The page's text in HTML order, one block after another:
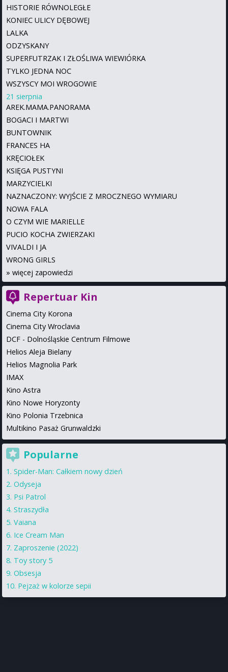
HISTORIE RÓWNOLEGŁE
KONIEC ULICY DĘBOWEJ
LALKA
ODZYSKANY
SUPERFUTRZAK I ZŁOŚLIWA WIEWIÓRKA
TYLKO JEDNA NOC
WSZYSCY MOI WROGOWIE
21 sierpnia
AREK.MAMA.PANORAMA
BOGACI I MARTWI
BUNTOWNIK
FRANCES HA
KRĘCIOŁEK
KSIĘGA PUSTYNI
MARZYCIELKI
NAZNACZONY: WYJŚCIE Z MROCZNEGO WYMIARU
NOWA FALA
O CZYM WIE MARIELLE
PUCIO KOCHA ZWIERZAKI
VIVALDI I JA
WRONG GIRLS
» więcej zapowiedzi
Repertuar Kin
Cinema City Korona
Cinema City Wroclavia
DCF - Dolnośląskie Centrum Filmowe
Helios Aleja Bielany
Helios Magnolia Park
IMAX
Kino Astra
Kino Nowe Horyzonty
Kino Polonia Trzebnica
Multikino Pasaż Grunwaldzki
Popularne
Spider-Man: Całkiem nowy dzień
Odyseja
Psi Patrol
Straszydła
Vaiana
Ice Cream Man
Zaproszenie (2022)
Toy story 5
Obsesja
Pejzaż w kolorze sepii